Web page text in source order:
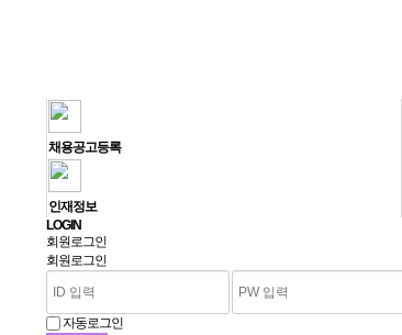
채용공고등록
인재정보
LOGIN
회원로그인
회원로그인
자동로그인